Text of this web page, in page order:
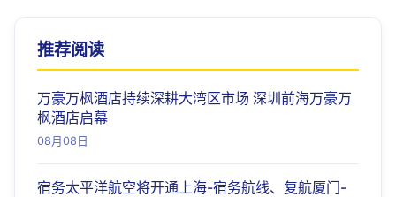
推荐阅读
万豪万枫酒店持续深耕大湾区市场 深圳前海万豪万
枫酒店启幕
08月08日
宿务太平洋航空将开通上海-宿务航线、复航厦门-